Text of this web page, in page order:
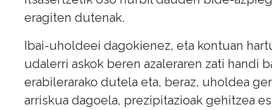
eragiten dutenak.
Ibai-uholdeei dagokienez, eta kontuan
udalerri askok beren azaleraren zati handi
erabilerarako dutela eta, beraz, uholdea
arriskua dagoela, prezipitazioak gehitzea